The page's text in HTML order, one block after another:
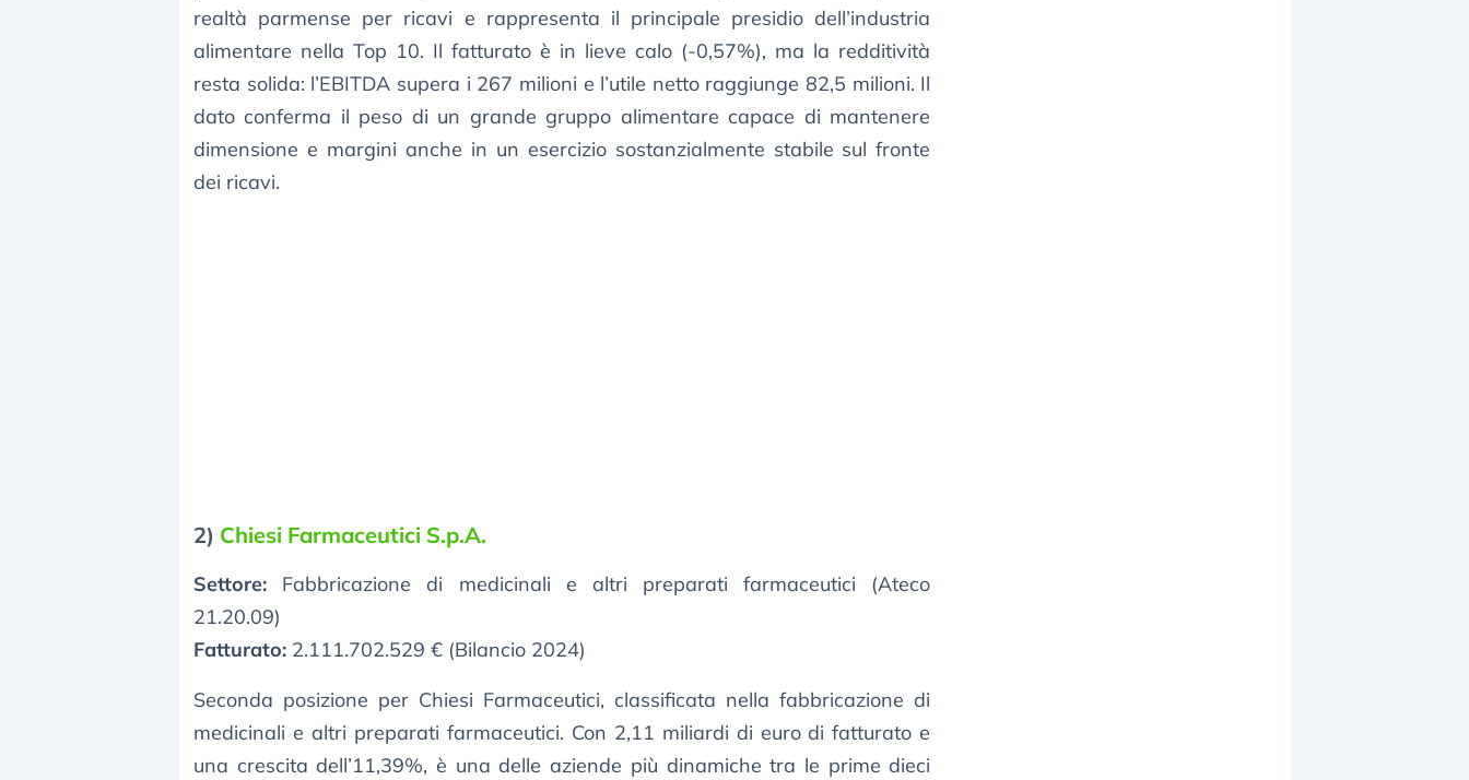
realtà parmense per ricavi e rappresenta il principale presidio dell’industria
alimentare nella Top 10. Il fatturato è in lieve calo (-0,57%), ma la redditività
resta solida: l’EBITDA supera i 267 milioni e l’utile netto raggiunge 82,5 milioni. Il
dato conferma il peso di un grande gruppo alimentare capace di mantenere
dimensione e margini anche in un esercizio sostanzialmente stabile sul fronte
dei ricavi.
2) Chiesi Farmaceutici S.p.A.
Settore: Fabbricazione di medicinali e altri preparati farmaceutici (Ateco
21.20.09)
Fatturato: 2.111.702.529 € (Bilancio 2024)
Seconda posizione per Chiesi Farmaceutici, classificata nella fabbricazione di
medicinali e altri preparati farmaceutici. Con 2,11 miliardi di euro di fatturato e
una crescita dell’11,39%, è una delle aziende più dinamiche tra le prime dieci